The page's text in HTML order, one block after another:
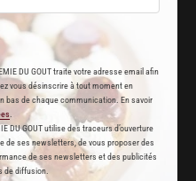
DU GOUT traite votre adresse email afin
vous désinscrire à tout moment en
bas de chaque communication. En savoir
DU GOUT utilise des traceurs d’ouverture
de ses newsletters, de vous proposer des
de ses newsletters et des publicités
de diffusion.